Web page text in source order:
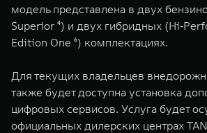
модель представлена в двух
Superior ⁴) и двух гибридных
Edition One ⁶) комплектациях.
Для текущих владельцев
также будет доступна установка
цифровых сервисов. Услуга будет
официальных дилерских центрах